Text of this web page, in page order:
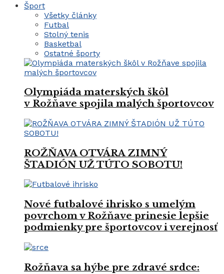
Šport
Všetky články
Futbal
Stolný tenis
Basketbal
Ostatné športy
Olympiáda materských škôl
v Rožňave spojila malých športovcov
ROŽŇAVA OTVÁRA ZIMNÝ
ŠTADIÓN UŽ TÚTO SOBOTU!
Nové futbalové ihrisko s umelým
povrchom v Rožňave prinesie lepšie
podmienky pre športovcov i verejnosť
Rožňava sa hýbe pre zdravé srdce: